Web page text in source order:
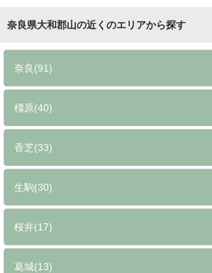
奈良県大和郡山の近くのエリアから探す
奈良(91)
橿原(40)
香芝(33)
生駒(30)
桜井(17)
葛城(13)